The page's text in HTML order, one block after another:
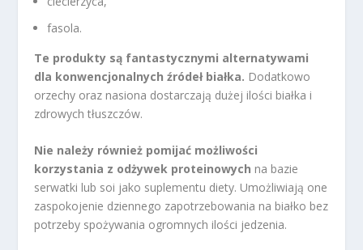
fasola.
Te produkty są fantastycznymi alternatywami
dla konwencjonalnych źródeł białka. Dodatkowo
orzechy oraz nasiona dostarczają dużej ilości białka i
zdrowych tłuszczów.
Nie należy również pomijać możliwości
korzystania z odżywek proteinowych na bazie
serwatki lub soi jako suplementu diety. Umożliwiają one
zaspokojenie dziennego zapotrzebowania na białko bez
potrzeby spożywania ogromnych ilości jedzenia.